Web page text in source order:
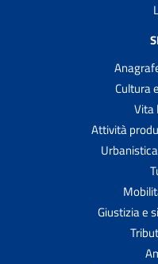
Cultura
Vita
Attività
Giustizia e